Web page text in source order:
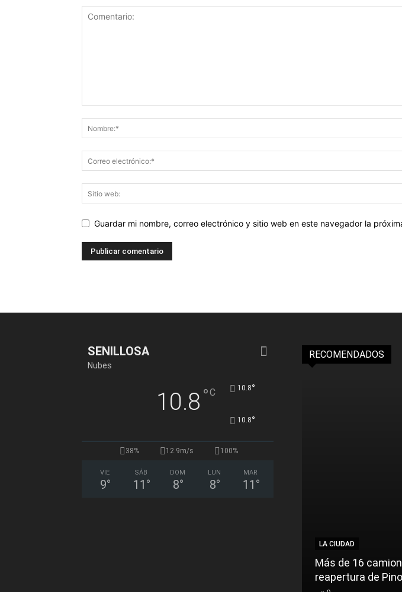
Guardar mi nombre, correo electrónico y sitio web en este navegador la
SENILLOSA
Nubes
10.8 °C 10.8°
10.8°
38% 12.9m/s 100%
VIE
9°
SÁB
11 °
DOM
8°
LUN
8°
MAR
11 °
RECOMENDADOS
LA CIUDAD
Más de 16
reapertura de